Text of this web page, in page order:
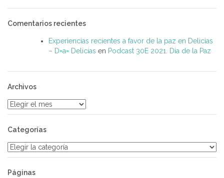
Comentarios recientes
Experiencias recientes a favor de la paz en Delicias
– D=a= Delicias en Podcast 30E 2021. Día de la Paz
Archivos
Archivos
Categorías
Categorías
Páginas